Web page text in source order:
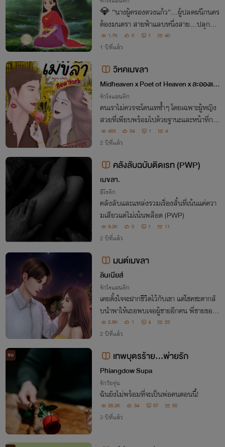
💎 “นางผู้ครองดวงแก้ว”…ผู้ปลดผนึกนคร
ต้องมนตรา สายฟ้าแลบหนึ่งสาย…ปลุกห
ญิงสาวจากยุคศิวิไลให้ตื่นในเมืองเวหน พร้อ
มดวงแก้วในมือ และสายตาทุกคู่ที่จับจ้อง เพ
ราณ…
1.7K 0 1 40
1 ปีที่แล้ว
วิหคเมขลา
Midheaven x Poet of Heaven x ละอองแด
ด
รักโรแมนติก
คนเราไม่ควรจะโดนเทซ้ำๆ โดยเฉพาะผู้หญิง
สวยที่เพียบพร้อมไปด้วยฐานะและหน้าที่การ
งาน ซุปตาร์ชื่อดังอย่างเมขลา ที่ดันนกจนชิน
เผลออีกทีอายุก็ปาเข้าไปสามสิบ...
453 34 1 4
2 ปีที่แล้ว
คลังลับฉบับติดเรท (PWP)
เมขลา.
อีโรติก
คลังลับและแหล่งรวมเรื่องสั้นที่เน้นแค่ควา
มเสียวแต่ไม่เน้นพล็อต (PWP)
9.2K 0 1 11
2 ปีที่แล้ว
มนต์เมขลา
ลินเนียส์
รักโรแมนติก
เคยตั้งใจจะฝากชีวิตไว้กับเขา​ แต่โชคชะตากลั
บนำพาให้เธอพบเจอผู้ชายอีกคน​ พี่ชายของเ
พื่อนสนิท​ นายทหารหนุ่มขี้เก๊ก​หน้าดุคนนั้น​
เมขลาจะเลือกใคร​ ระหว่างเทพบุตรอรชุนรูป
2.8K 1 4 23
2 ปีที่แล้ว
จบ เทพบุตรร้าย...พ่ายรัก
Phiangdow Supa
รักวัยรุ่น
ฉันยังไม่พร้อมที่จะเป็นพ่อคนตอนนี้!
28.2K 34 57 55
3 ปีที่แล้ว